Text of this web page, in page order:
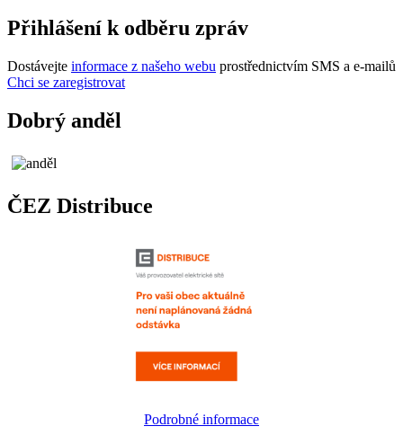
Přihlášení k odběru zpráv
Dostávejte informace z našeho webu prostřednictvím SMS a e-mailů
Chci se zaregistrovat
Dobrý anděl
ČEZ Distribuce
Podrobné informace